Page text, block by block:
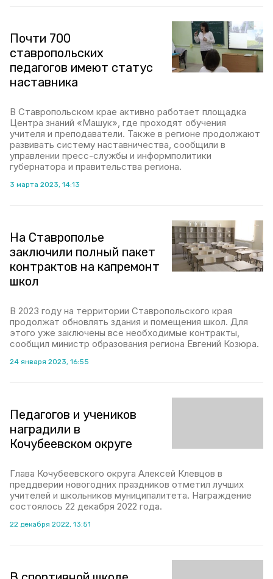
Почти 700
ставропольских
педагогов имеют статус
наставника
В Ставропольском крае активно работает площадка
Центра знаний «Машук», где проходят обучения
учителя и преподаватели. Также в регионе продолжают
развивать систему наставничества, сообщили в
управлении пресс-службы и информполитики
губернатора и правительства региона.
3 марта 2023, 14:13
На Ставрополье
заключили полный пакет
контрактов на капремонт
школ
В 2023 году на территории Ставропольского края
продолжат обновлять здания и помещения школ. Для
этого уже заключены все необходимые контракты,
сообщил министр образования региона Евгений Козюра.
24 января 2023, 16:55
Педагогов и учеников
наградили в
Кочубеевском округе
Глава Кочубеевского округа Алексей Клевцов в
преддверии новогодних праздников отметил лучших
учителей и школьников муниципалитета. Награждение
состоялось 22 декабря 2022 года.
22 декабря 2022, 13:51